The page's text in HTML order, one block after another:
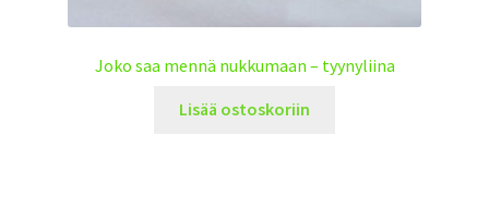
Joko saa mennä nukkumaan – tyynyliina
Lisää ostoskoriin